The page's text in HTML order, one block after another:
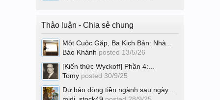
Thảo luận - Chia sẻ chung
Một Cuộc Gặp, Ba Kịch Bản: Nhà...
Bảo Khánh posted 13/5/26
[Kiến thức Wyckoff] Phần 4:...
Tomy posted 30/9/25
Dự báo dòng tiền ngành sau ngày...